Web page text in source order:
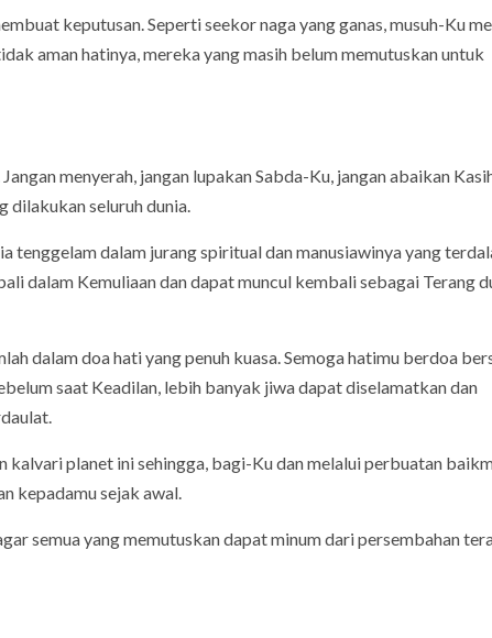
keputusan. Seperti seekor naga yang ganas, musuh-Ku
aman hatinya, mereka yang masih belum memutuskan untuk
menyerah, jangan lupakan Sabda-Ku, jangan abaikan
dilakukan seluruh dunia.
tenggelam dalam jurang spiritual dan manusiawinya yang
dalam Kemuliaan dan dapat muncul kembali sebagai Terang
dalam doa hati yang penuh kuasa. Semoga hatimu berdoa
saat Keadilan, lebih banyak jiwa dapat diselamatkan dan
planet ini sehingga, bagi-Ku dan melalui perbuatan
kepadamu sejak awal.
semua yang memutuskan dapat minum dari persembahan